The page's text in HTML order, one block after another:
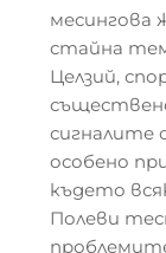
месингова
стайна
Целзий,
сигналите
особено
където
Полеви